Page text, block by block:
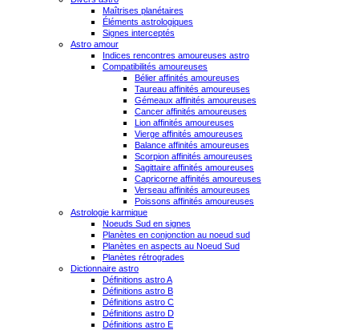
Maîtrises planétaires
Éléments astrologiques
Signes interceptés
Astro amour
Indices rencontres amoureuses astro
Compatibilités amoureuses
Bélier affinités amoureuses
Taureau affinités amoureuses
Gémeaux affinités amoureuses
Cancer affinités amoureuses
Lion affinités amoureuses
Vierge affinités amoureuses
Balance affinités amoureuses
Scorpion affinités amoureuses
Sagittaire affinités amoureuses
Capricorne affinités amoureuses
Verseau affinités amoureuses
Poissons affinités amoureuses
Astrologie karmique
Noeuds Sud en signes
Planètes en conjonction au noeud sud
Planètes en aspects au Noeud Sud
Planètes rétrogrades
Dictionnaire astro
Définitions astro A
Définitions astro B
Définitions astro C
Définitions astro D
Définitions astro E